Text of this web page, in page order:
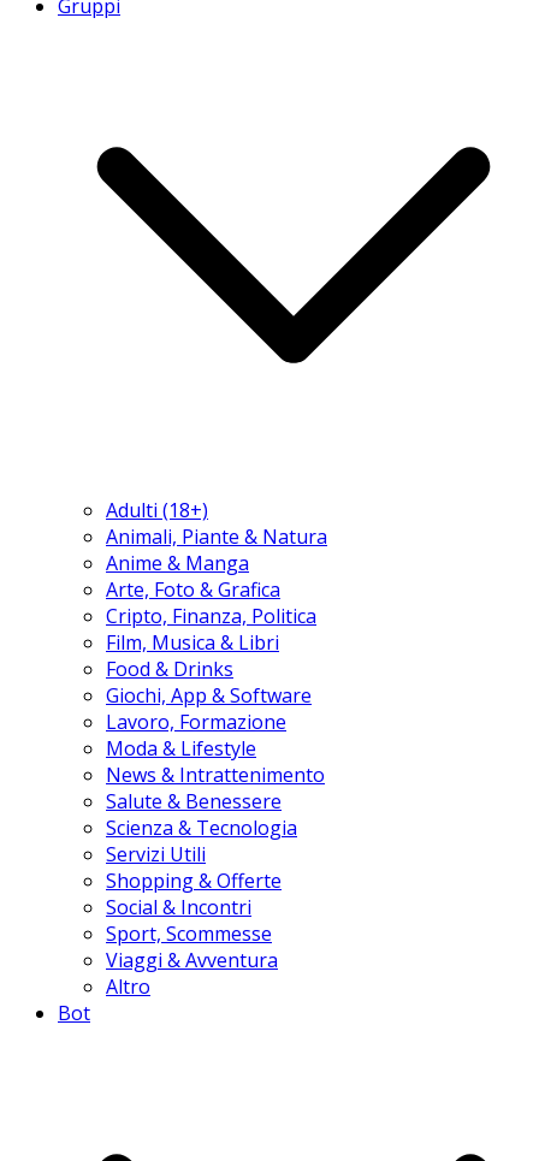
Gruppi
Adulti (18+)
Animali, Piante & Natura
Anime & Manga
Arte, Foto & Grafica
Cripto, Finanza, Politica
Film, Musica & Libri
Food & Drinks
Giochi, App & Software
Lavoro, Formazione
Moda & Lifestyle
News & Intrattenimento
Salute & Benessere
Scienza & Tecnologia
Servizi Utili
Shopping & Offerte
Social & Incontri
Sport, Scommesse
Viaggi & Avventura
Altro
Bot